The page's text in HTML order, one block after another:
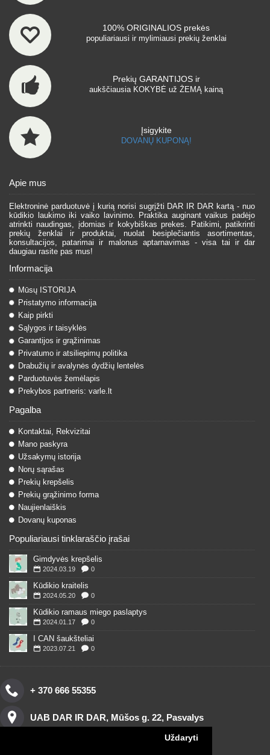
Uždaryti
100% ORIGINALIOS prekės
populiariausi ir mylimiausi prekių ženklai
Prekių GARANTIJOS ir
aukščiausia KOKYBĖ už ŽEMĄ kainą
Įsigykite
DOVANŲ KUPONĄ!
Apie mus
Elektroninė parduotuvė į kurią norisi sugrįžti DAR IR DAR kartą - nuo
kūdikio laukimo iki vaiko lavinimo. Praktika auginant vaikus padėjo
atrinkti naudingas, įdomias ir kokybiškas prekes. Patikimi, patikrinti
prekių ženklai ir produktai, nuolat besiplečiantis asortimentas,
konsultacijos, patarimai ir malonus aptarnavimas - visa tai ir dar
daugiau rasite pas mus!
Informacija
Mūsų ISTORIJA
Pristatymo informacija
Kaip pirkti
Sąlygos ir taisyklės
Garantijos ir grąžinimas
Privatumo ir atsiliepimų politika
Drabužių ir avalynės dydžių lentelės
Parduotuvės žemėlapis
Prekybos partneris: varle.lt
Pagalba
Kontaktai, Rekvizitai
Mano paskyra
Užsakymų istorija
Norų sąrašas
Prekių krepšelis
Prekių grąžinimo forma
Naujienlaiškis
Dovanų kuponas
Populiariausi tinklaraščio įrašai
Gimdyvės krepšelis
2024.03.19 0
Kūdikio kraitelis
2024.05.20 0
Kūdikio ramaus miego paslaptys
2024.01.17 0
I CAN šaukšteliai
2023.07.21 0
+ 370 666 55355
UAB DAR IR DAR, Mūšos g. 22, Pasvalys